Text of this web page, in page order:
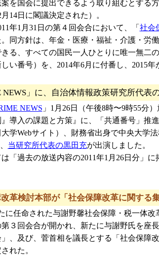
を国会に提出できるよう取り組むとする
14日に閣議決定された）。
年1月31日の第４回会合において、「 社会
同方針は、年金・医療・福祉・介護・労
る、すべての国民一人ひとりに唯一無二
い番号）を、2014年6月に付番し、2015年
NEWS」に、自治体情報政策研究所代表
NEWS 」1月26日（午後8時〜9時55分
導入の課題と方策』に、「共通番号」推
学Webサイト）、財務省出身で中央大学
当研究所代表の黒田充が出演しました。
「過去の放送内容の2011年1月26日分」
革検討本部が「社会保障改革に関する
に任命された与謝野馨社会保障・税一体改
第３回会合が開かれ、新たに与謝野氏を座
、及び、菅首相を議長とする「社会保障
れた。